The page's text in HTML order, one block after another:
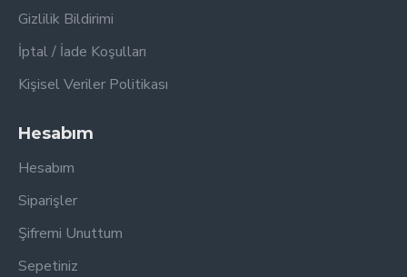
Gizlilik Bildirimi
İptal / İade Koşulları
Kişisel Veriler Politikası
Hesabım
Hesabım
Siparişler
Şifremi Unuttum
Sepetiniz